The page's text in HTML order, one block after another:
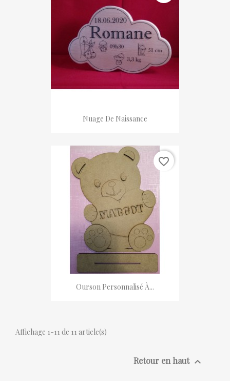
Nuage De Naissance
Ourson Personnalisé À...
favorite_border
Affichage 1-11 de 11 article(s)
Retour en haut 